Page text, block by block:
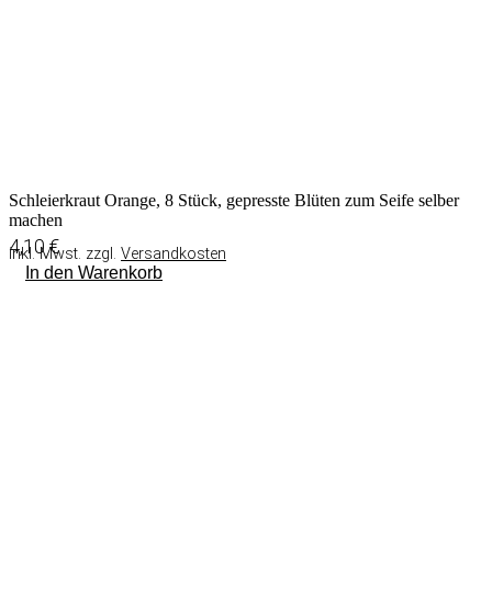
Schleierkraut Orange, 8 Stück, gepresste Blüten zum Seife selber
machen
4,10€
inkl. Mwst. zzgl. Versandkosten
In den Warenkorb